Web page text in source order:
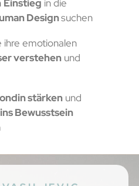
Einstieg in die
Designsuchen
ihre emotionalen
verstehen und
stärken und
ins Bewusstsein